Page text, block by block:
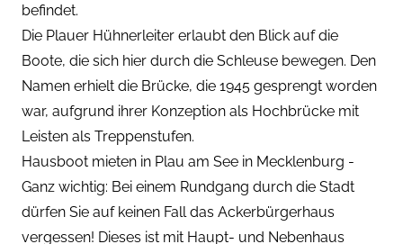
befindet.
Die Plauer Hühnerleiter erlaubt den Blick auf die
Boote, die sich hier durch die Schleuse bewegen. Den
Namen erhielt die Brücke, die 1945 gesprengt worden
war, aufgrund ihrer Konzeption als Hochbrücke mit
Leisten als Treppenstufen.
Hausboot mieten in Plau am See in Mecklenburg -
Ganz wichtig: Bei einem Rundgang durch die Stadt
dürfen Sie auf keinen Fall das Ackerbürgerhaus
vergessen! Dieses ist mit Haupt- und Nebenhaus